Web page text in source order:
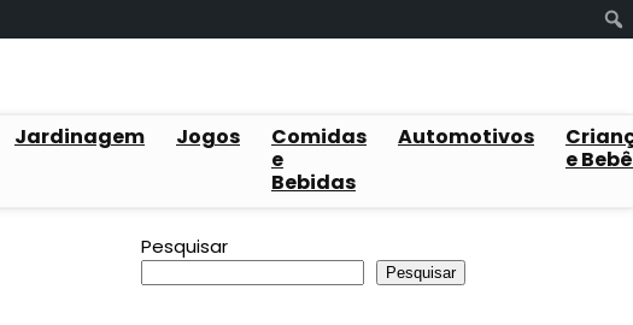
Jardinagem Jogos
Comidas
e
Bebidas
Automotivos
e
Pesquisar
Pesquisar